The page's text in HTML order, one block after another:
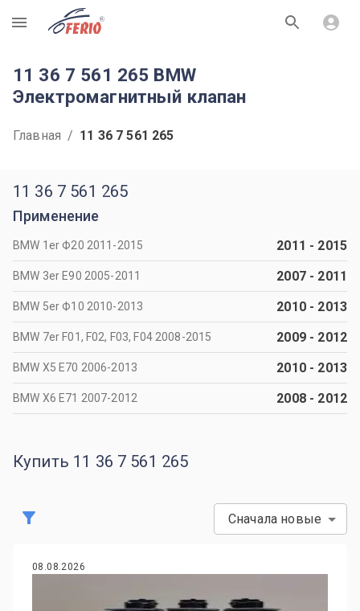
R
11 36 7 561 265 BMW
Электромагнитный клапан
Главная / 11 36 7 561 265
11 36 7 561 265
Применение
BMW 1er Ф20 2011-2015 2011 - 2015
BMW 3er Е90 2005-2011 2007- 2011
BMW 5er Ф10 2010-2013 2010- 2013
BMW 7er F01, F02, F03, F04 2008-2015 2009- 2012
BMW X5 Е70 2006-2013 2010- 2013
BMW X6 Е71 2007-2012 2008- 2012
Купить 11 36 7 561 265
Сначала новые
08.08.2026